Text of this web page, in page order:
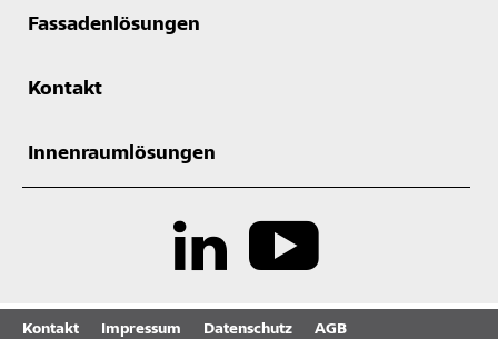
Fassadenlösungen
Kontakt
Innenraumlösungen
Kontakt Impressum Datenschutz
AGB